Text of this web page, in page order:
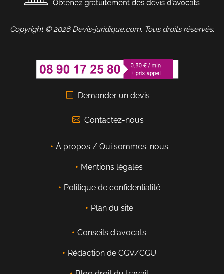
Copyright © 2026 Devis-juridique.com. Tous droits réservés.
Demander un devis
Contactez-nous
À propos / Qui sommes-nous
Mentions légales
Politique de confidentialité
Plan du site
Conseils d'avocats
Rédaction de CGV/CGU